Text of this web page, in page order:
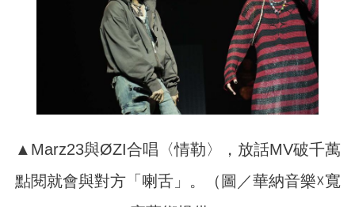
▲Marz23與ØZI合唱〈情勒〉，放話MV破千萬
點閱就會與對方「喇舌」。（圖／華納音樂☓寬